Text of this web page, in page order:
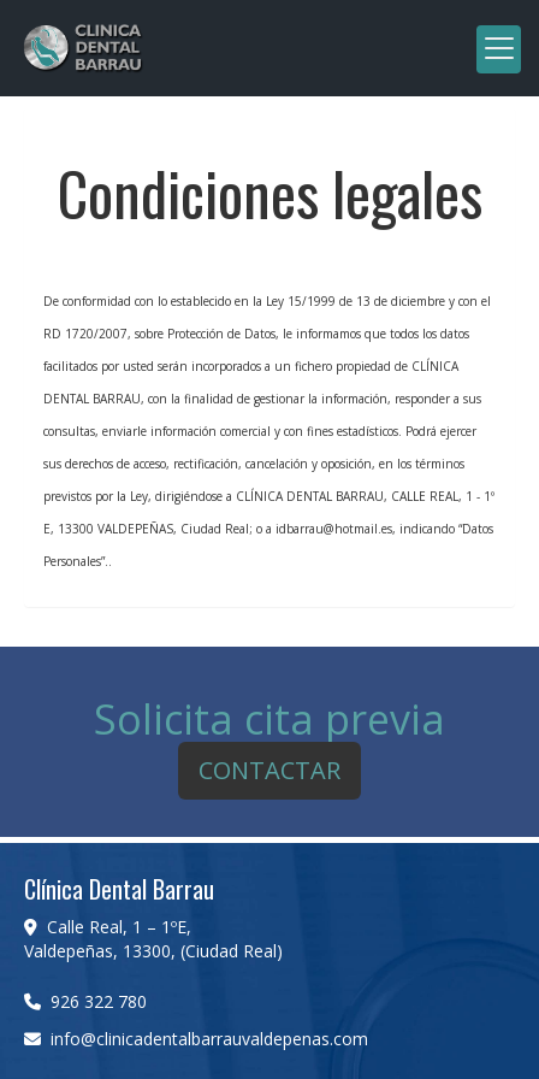
Condiciones legales
De conformidad con lo establecido en la Ley 15/1999 de 13 de diciembre y con el
RD 1720/2007, sobre Protección de Datos, le informamos que todos los datos
facilitados por usted serán incorporados a un fichero propiedad de CLÍNICA
DENTAL BARRAU, con la finalidad de gestionar la información, responder a sus
consultas, enviarle información comercial y con fines estadísticos. Podrá ejercer
sus derechos de acceso, rectificación, cancelación y oposición, en los términos
previstos por la Ley, dirigiéndose a CLÍNICA DENTAL BARRAU, CALLE REAL, 1 - 1º
E, 13300 VALDEPEÑAS, Ciudad Real; o a idbarrau@hotmail.es, indicando “Datos
Personales”..
Solicita cita previa
CONTACTAR
Clínica Dental Barrau
Calle Real, 1 – 1ºE,
Valdepeñas, 13300, (Ciudad Real)
926 322 780
info
clinicadentalbarrauvaldepenas.com